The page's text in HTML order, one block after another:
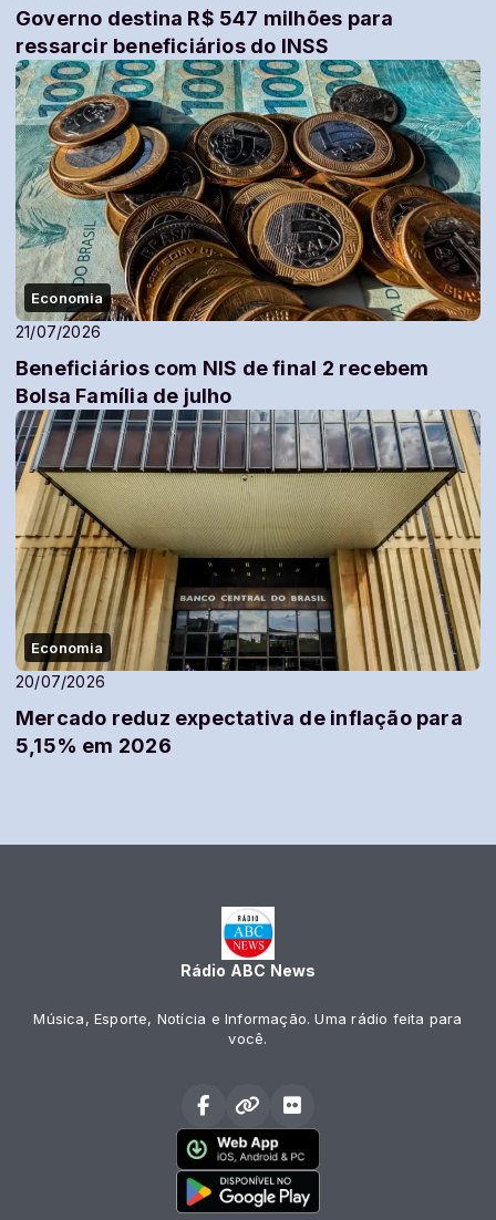
Governo destina R$ 547 milhões para
ressarcir beneficiários do INSS
Economia
21/07/2026
Beneficiários com NIS de final 2 recebem
Bolsa Família de julho
Economia
20/07/2026
Mercado reduz expectativa de inflação para
5,15% em 2026
Rádio ABC News
Música, Esporte, Notícia e Informação. Uma rádio feita para
você.